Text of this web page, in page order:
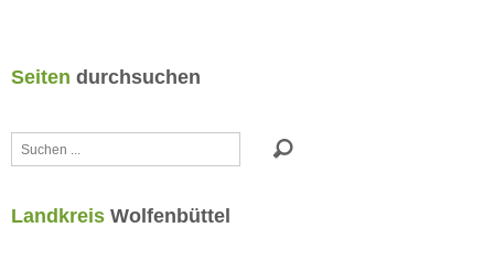
Seiten durchsuchen
Suchen
...
Landkreis Wolfenbüttel